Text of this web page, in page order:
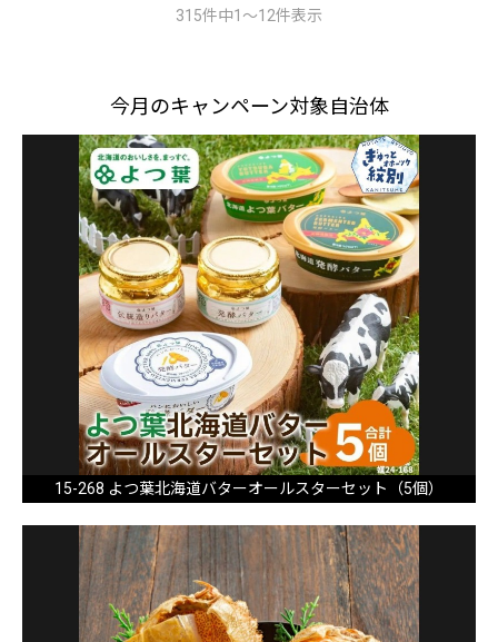
315件中1～12件表示
今月のキャンペーン対象自治体
15-268 よつ葉北海道バターオールスターセット（5個）